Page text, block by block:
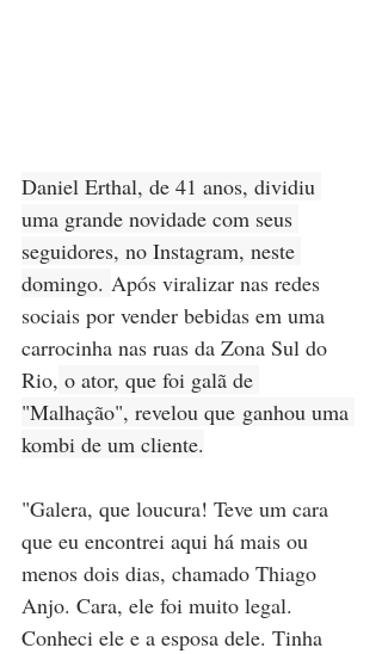
Daniel Erthal, de 41 anos, dividiu
uma grande novidade com seus
seguidores, no Instagram, neste
domingo. Após viralizar nas redes
sociais por vender bebidas em uma
carrocinha nas ruas da Zona Sul do
Rio, o ator, que foi galã de
"Malhação", revelou que ganhou uma
kombi de um cliente.
"Galera, que loucura! Teve um cara
que eu encontrei aqui há mais ou
menos dois dias, chamado Thiago
Anjo. Cara, ele foi muito legal.
Conheci ele e a esposa dele. Tinha